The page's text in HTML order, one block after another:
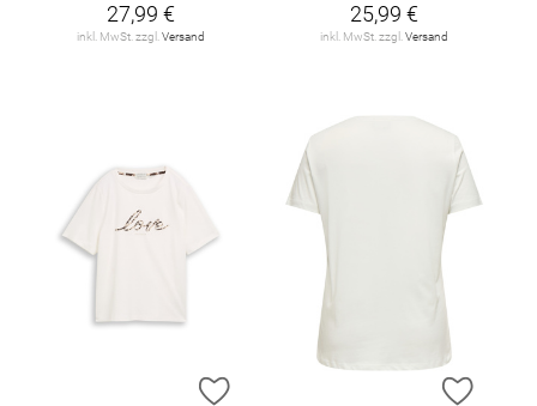
27,99 €
inkl. MwSt. zzgl.Versand
25,99 €
inkl. MwSt. zzgl.Versand
ZUR WUNSCHLISTE HINZUFÜGEN
ZUR